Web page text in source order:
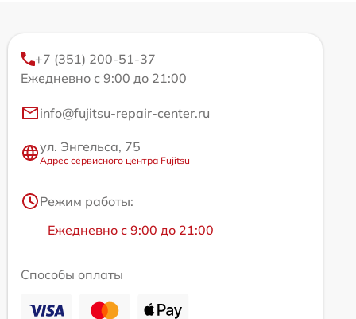
+7 (351) 200-51-37
Ежедневно с 9:00 до 21:00
info@fujitsu-repair-center.ru
ул. Энгельса, 75
Адрес сервисного центра Fujitsu
Режим работы:
Ежедневно с 9:00 до 21:00
Способы оплаты